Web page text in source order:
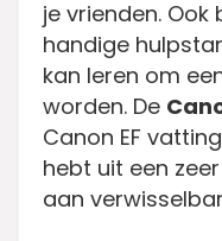
je vrienden.
handige
kan leren om
worden. De
Canon EF
hebt uit een
aan